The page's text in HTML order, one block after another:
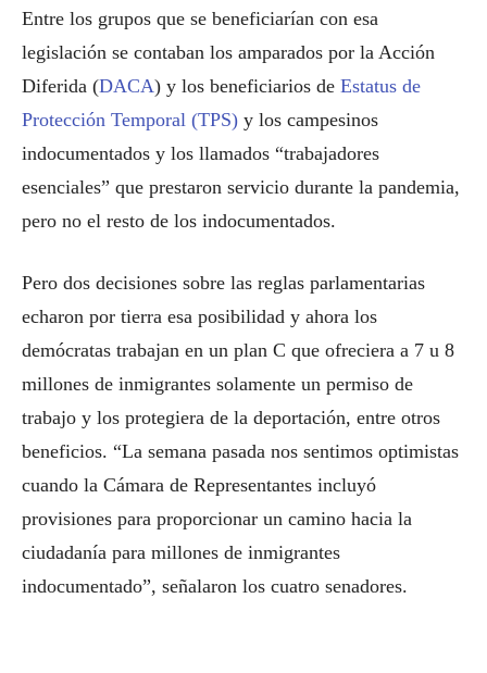
Entre los grupos que se beneficiarían con esa
legislación se contaban los amparados por la Acción
Diferida (DACA) y los beneficiarios de Estatus de
Protección Temporal (TPS) y los campesinos
indocumentados y los llamados “trabajadores
esenciales” que prestaron servicio durante la pandemia,
pero no el resto de los indocumentados.
Pero dos decisiones sobre las reglas parlamentarias
echaron por tierra esa posibilidad y ahora los
demócratas trabajan en un plan C que ofreciera a 7 u 8
millones de inmigrantes solamente un permiso de
trabajo y los protegiera de la deportación, entre otros
beneficios. “La semana pasada nos sentimos optimistas
cuando la Cámara de Representantes incluyó
provisiones para proporcionar un camino hacia la
ciudadanía para millones de inmigrantes
indocumentado”, señalaron los cuatro senadores.